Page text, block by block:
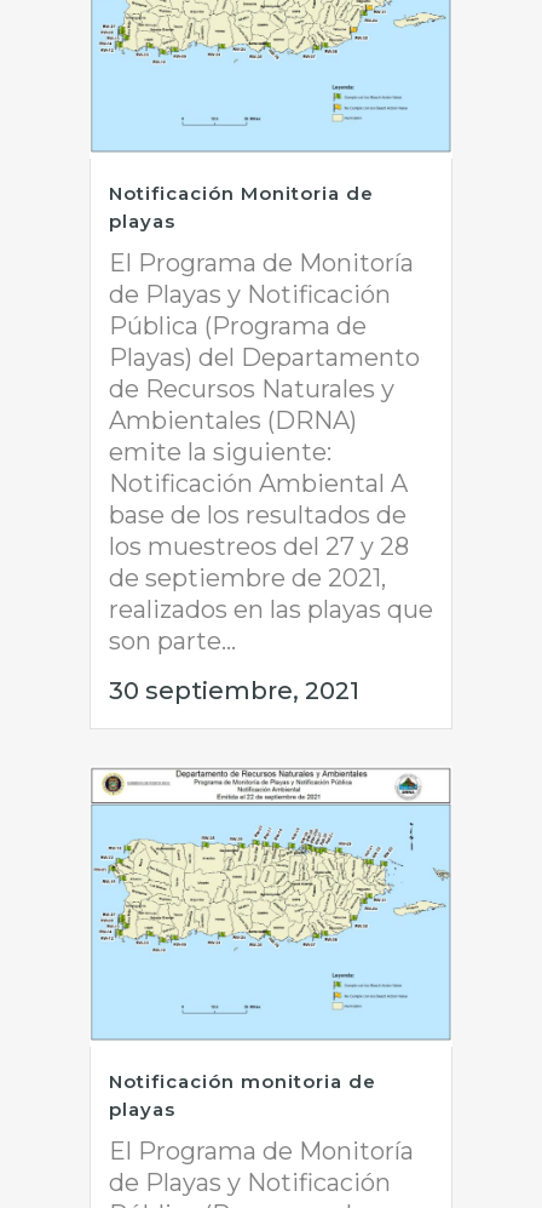
Notificación Monitoria de
playas
El Programa de Monitoría
de Playas y Notificación
Pública (Programa de
Playas) del Departamento
de Recursos Naturales y
Ambientales (DRNA)
emite la siguiente:
Notificación Ambiental A
base de los resultados de
los muestreos del 27 y 28
de septiembre de 2021,
realizados en las playas que
son parte...
30 septiembre, 2021
Notificación monitoria de
playas
El Programa de Monitoría
de Playas y Notificación